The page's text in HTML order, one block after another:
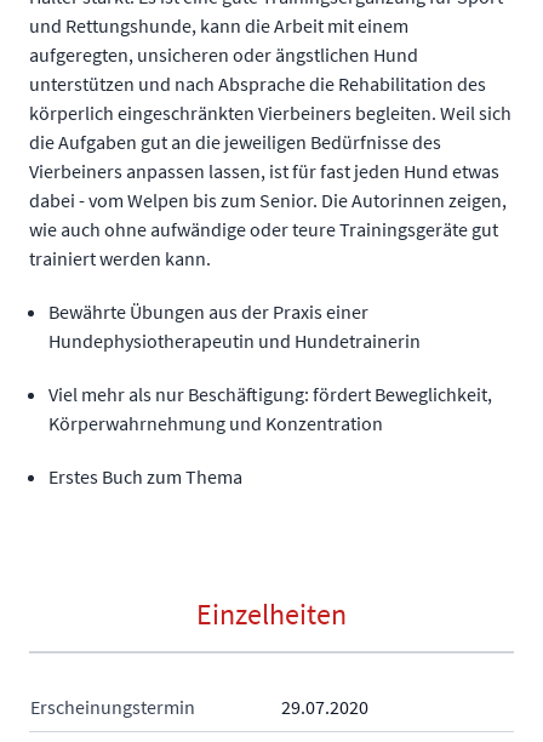
und Rettungshunde, kann die Arbeit mit einem
aufgeregten, unsicheren oder ängstlichen Hund
unterstützen und nach Absprache die Rehabilitation des
körperlich eingeschränkten Vierbeiners begleiten. Weil sich
die Aufgaben gut an die jeweiligen Bedürfnisse des
Vierbeiners anpassen lassen, ist für fast jeden Hund etwas
dabei - vom Welpen bis zum Senior. Die Autorinnen zeigen,
wie auch ohne aufwändige oder teure Trainingsgeräte gut
trainiert werden kann.
Bewährte Übungen aus der Praxis einer
Hundephysiotherapeutin und Hundetrainerin
Viel mehr als nur Beschäftigung: fördert Beweglichkeit,
Körperwahrnehmung und Konzentration
Erstes Buch zum Thema
Einzelheiten
Erscheinungstermin 29.07.2020